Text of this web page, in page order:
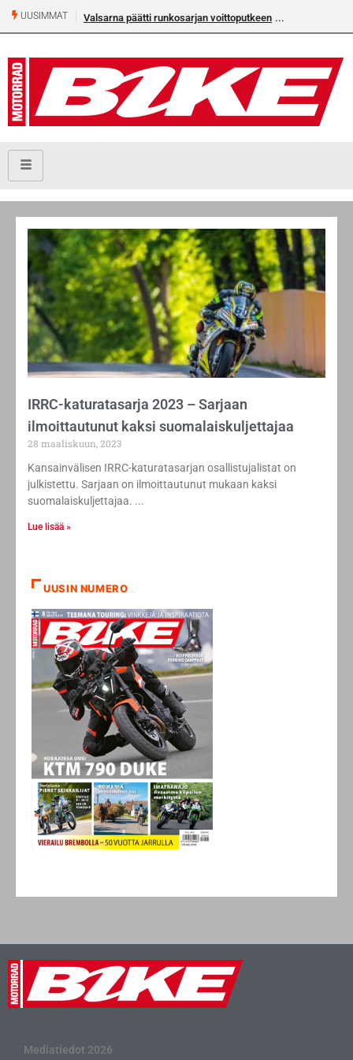
UUSIMMAT Valsarna päätti runkosarjan voittoputkeen
IRRC-katuratasarja 2023 – Sarjaan
ilmoittautunut kaksi suomalaiskuljettajaa
28 maaliskuun, 2023
Kansainvälisen IRRC-katuratasarjan osallistujalistat on
julkistettu. Sarjaan on ilmoittautunut mukaan kaksi
suomalaiskuljettajaa.
Lue lisää »
UUSIN NUMERO
Mediatiedot 2026